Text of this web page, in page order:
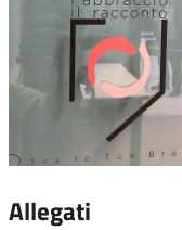
Allegati